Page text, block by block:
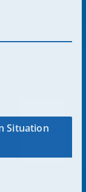
Situation